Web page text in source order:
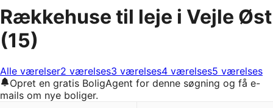
Rækkehuse til leje i Vejle Øst
(15)
Alle værelser2 værelses3 værelses4 værelses5 værelses
Opret en gratis BoligAgent for denne søgning og få e-
mails om nye boliger.